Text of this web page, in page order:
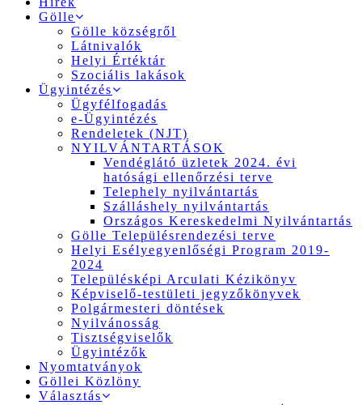
Gölle
Gölle községről
Látnivalók
Helyi Értéktár
Szociális lakások
Ügyintézés
Ügyfélfogadás
e-Ügyintézés
Rendeletek (NJT)
NYILVÁNTARTÁSOK
Vendéglátó üzletek 2024. évi
hatósági ellenőrzési terve
Telephely nyilvántartás
Szálláshely nyilvántartás
Országos Kereskedelmi Nyilvántartás
Gölle Településrendezési terve
Helyi Esélyegyenlőségi Program 2019-
2024
Településképi Arculati Kézikönyv
Képviselő-testületi jegyzőkönyvek
Polgármesteri döntések
Nyilvánosság
Tisztségviselők
Ügyintézők
Nyomtatványok
Göllei Közlöny
Választás